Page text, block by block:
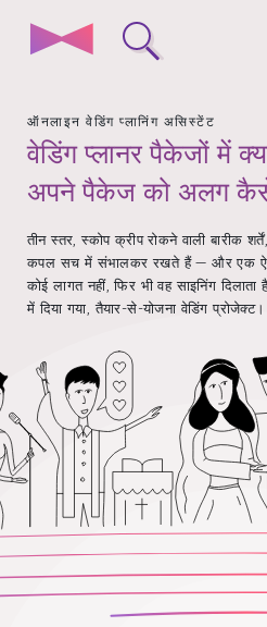
ऑनलाइन वेडिंग प्लानिंग असिस्टेंट
वेडिंग प्लानर पैकेजों में
अपने पैकेज को अलग
तीन स्तर, स्कोप क्रीप रोकने वाली बारीक
कपल सच में संभालकर रखते हैं — और एक
कोई लागत नहीं, फिर भी वह साइनिंग
में दिया गया, तैयार-से-योजना वेडिंग प्रोजेक्ट।